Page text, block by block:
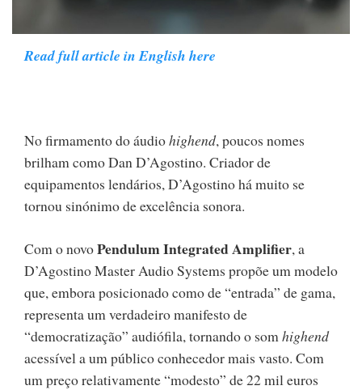
Read full article in English here
No firmamento do áudiohighend, poucos nomes
brilham como Dan D’Agostino. Criador de
equipamentos lendários, D’Agostino há muito se
tornou sinónimo de excelência sonora.
Com o novoPendulum Integrated Amplifier, a
D’Agostino Master Audio Systems propõe um modelo
que, embora posicionado como de “entrada” de gama,
representa um verdadeiro manifesto de
“democratização” audiófila, tornando o som highend
acessível a um público conhecedor mais vasto. Com
um preço relativamente “modesto” de 22 mil euros